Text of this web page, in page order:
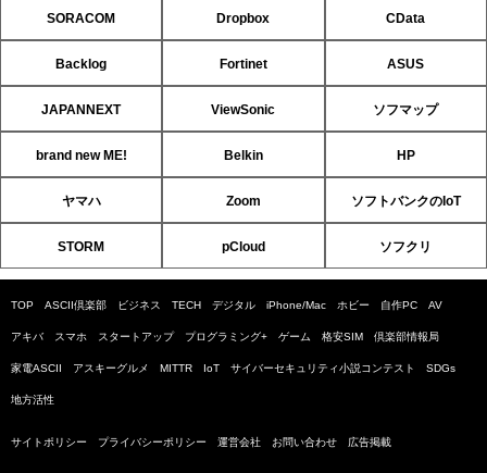
SORACOM Dropbox CData
Backlog Fortinet ASUS
JAPANNEXT ViewSonic ソフマップ
brand new ME! Belkin HP
ヤマハ Zoom ソフトバンクのIoT
STORM pCloud ソフクリ
TOP ASCII倶楽部 ビジネス TECH デジタル iPhone/Mac ホビー 自作PC AV
アキバ スマホ スタートアップ プログラミング+ ゲーム 格安SIM 倶楽部情報局
家電ASCII アスキーグルメ MITTR IoT サイバーセキュリティ小説コンテスト SDGs
地方活性
サイトポリシー プライバシーポリシー 運営会社 お問い合わせ 広告掲載